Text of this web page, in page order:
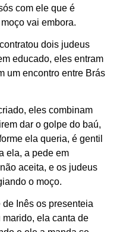
com ele que é
vai embora.
dois judeus
educado, eles entram
um encontro entre Brás
eles combinam
dar o golpe do baú,
ela queria, é gentil
ela, a pede em
aceita, e os judeus
o moço.
Inês os presenteia
marido, ela canta de